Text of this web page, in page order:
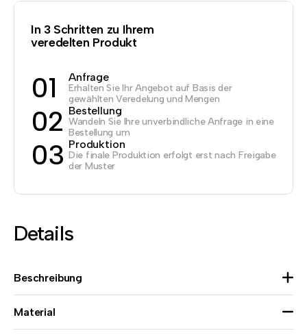
In 3 Schritten zu Ihrem
veredelten Produkt
01 Anfrage
Erhalten Sie Ihr Angebot auf Basis der
gewählten Veredelung und Mengen
02 Bestellung
Wandeln Sie Ihre unverbindliche Anfrage in eine
Bestellung um
03 Produktion
Die finale Produktion erfolgt erst nach Freigabe
der Muster
Details
Beschreibung
Material